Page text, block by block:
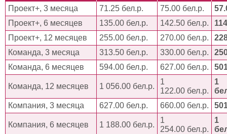
Проект+, 3 месяца 71.25 бел.р. 75.00 бел.р.
Проект+, 6 месяцев
135.00 бел.р. 142.50 бел.р.
Проект+, 12 месяцев
255.00 бел.р. 270.00 бел.р.
Команда, 3 месяца
313.50 бел.р. 330.00 бел.р.
Команда, 6 месяцев
594.00 бел.р. 627.00 бел.р.
Команда, 12 месяцев 1 056.00 бел.р.
1
122.00 бел.р.
1
Компания, 3 месяца
627.00 бел.р. 660.00 бел.р.
Компания, 6 месяцев 1 188.00 бел.р.
1
254.00 бел.р.
1